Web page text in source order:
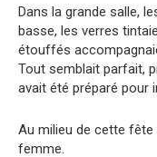
Dans la grande salle,
basse, les verres
étouffés
Tout semblait parfait,
avait été préparé pour
Au milieu de cette
femme.